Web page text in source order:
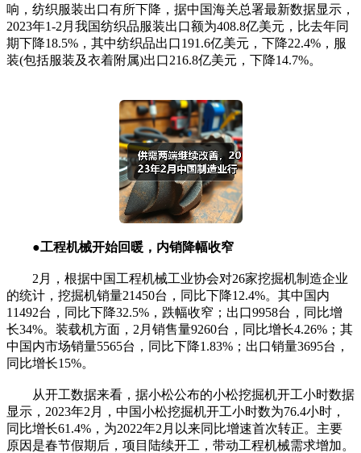
响，纺织服装出口有所下降，据中国海关总署最新数据显示，
2023年1-2月我国纺织品服装出口额为408.8亿美元，比去年同
期下降18.5%，其中纺织品出口191.6亿美元，下降22.4%，服
装(包括服装及衣着附属)出口216.8亿美元，下降14.7%。
●工程机械开始回暖，内销降幅收窄
2月，根据中国工程机械工业协会对26家挖掘机制造企业
的统计，挖掘机销量21450台，同比下降12.4%。其中国内
11492台，同比下降32.5%，跌幅收窄；出口9958台，同比增
长34%。装载机方面，2月销售量9260台，同比增长4.26%；其
中国内市场销量5565台，同比下降1.83%；出口销量3695台，
同比增长15%。
从开工数据来看，据小松公布的小松挖掘机开工小时数据
显示，2023年2月，中国小松挖掘机开工小时数为76.4小时，
同比增长61.4%，为2022年2月以来同比增速首次转正。主要
原因是春节假期后，项目陆续开工，带动工程机械需求增加。